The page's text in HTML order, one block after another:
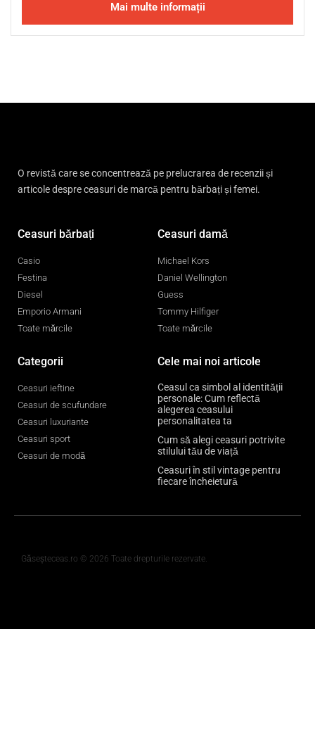
Mai multe informații
O revistă care se concentrează pe prelucrarea de recenzii și
articole despre ceasuri de marcă pentru bărbați și femei.
Ceasuri bărbați
Casio
Festina
Diesel
Emporio Armani
Toate mărcile
Ceasuri damă
Michael Kors
Daniel Wellington
Guess
Tommy Hilfiger
Toate mărcile
Categorii
Ceasuri ieftine
Ceasuri de scufundare
Ceasuri luxuriante
Ceasuri sport
Ceasuri de modă
Cele mai noi articole
Ceasul ca simbol al identității
personale: Cum reflectă
alegerea ceasului
personalitatea ta
Cum să alegi ceasuri potrivite
stilului tău de viață
Ceasuri în stil vintage pentru
fiecare încheietură
Găseșteceas.ro © 2026 Toate drepturile rezervate.